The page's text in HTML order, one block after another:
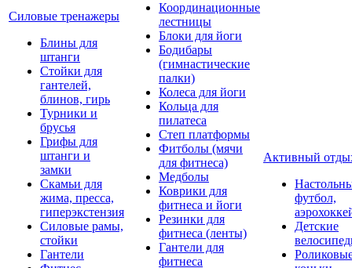
Силовые тренажеры
Блины для
штанги
Стойки для
гантелей,
блинов, гирь
Турники и
брусья
Грифы для
штанги и
замки
Скамьи для
жима, пресса,
гиперэкстензия
Силовые рамы,
стойки
Гантели
Координационные
лестницы
Блоки для йоги
Бодибары
(гимнастические
палки)
Колеса для йоги
Кольца для
пилатеса
Степ платформы
Фитболы (мячи
для фитнеса)
Медболы
Коврики для
фитнеса и йоги
Резинки для
фитнеса (ленты)
Гантели для
фитнеса
Активный
футбол,
Детские